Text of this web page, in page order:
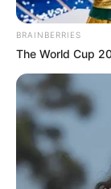
BRAINBERRIES
The World Cup